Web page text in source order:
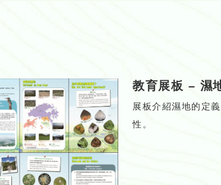
教育展板 – 濕
展板介紹濕地的定
性。